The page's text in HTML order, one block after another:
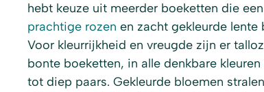
hebt keuze uit meerder boeketten die
prachtige rozen en zacht gekleurde lente
Voor kleurrijkheid en vreugde zijn er
bonte boeketten, in alle denkbare
tot diep paars. Gekleurde bloemen